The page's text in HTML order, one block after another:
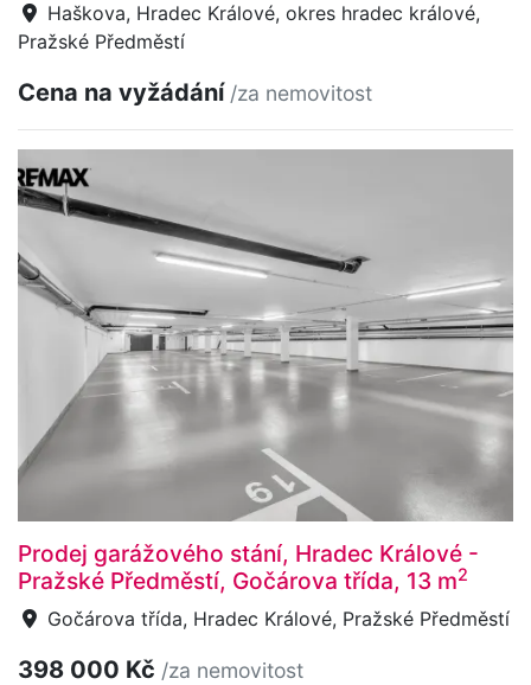
Haškova, Hradec Králové, okres hradec králové,
Pražské Předměstí
Cena na vyžádání /za nemovitost
Prodej garážového stání, Hradec Králové -
Pražské Předměstí, Gočárova třída, 13 m2
Gočárova třída, Hradec Králové, Pražské Předměstí
398 000 Kč /za nemovitost